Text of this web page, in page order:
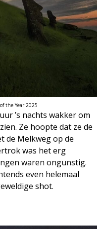
the Year 2025
’s nachts wakker om
Ze hoopte dat ze de
de Melkweg op de
was het erg
waren ongunstig.
even helemaal
shot.